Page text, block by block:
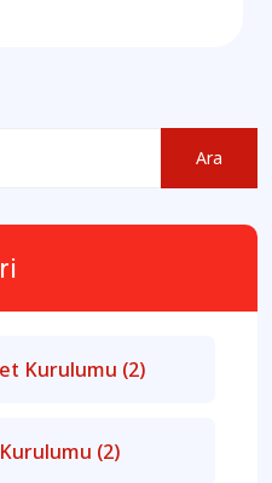
Ara
Kurulumu (2)
(2)